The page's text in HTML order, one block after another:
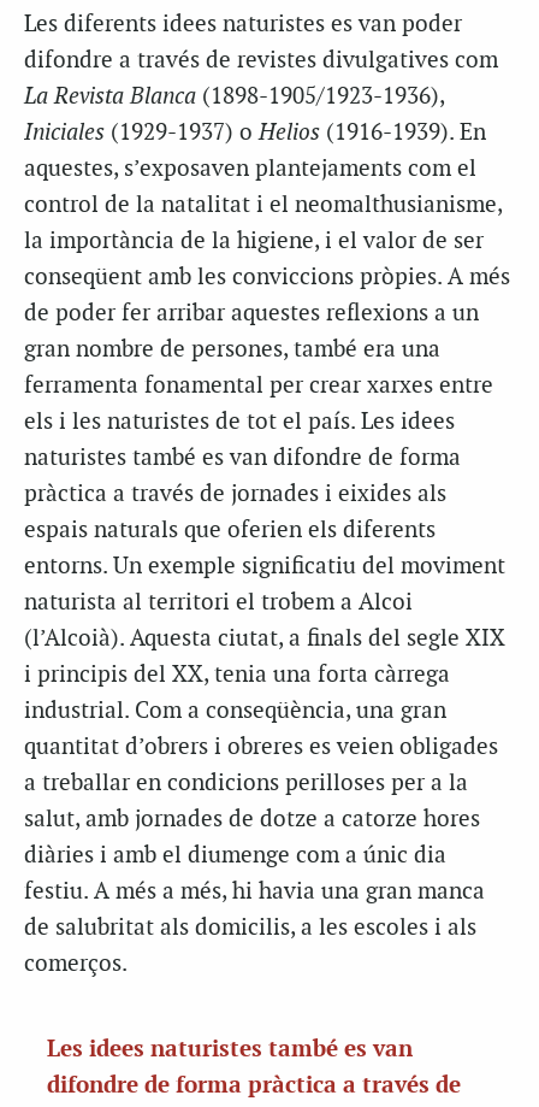
Les diferents idees naturistes es van poder
difondre a través de revistes divulgatives com
La Revista Blanca (1898-1905/1923-1936),
Iniciales (1929-1937) oHelios (1916-1939). En
aquestes, s’exposaven plantejaments com el
control de la natalitat i el neomalthusianisme,
la importància de la higiene, i el valor de ser
conseqüent amb les conviccions pròpies. A més
de poder fer arribar aquestes reflexions a un
gran nombre de persones, també era una
ferramenta fonamental per crear xarxes entre
els i les naturistes de tot el país. Les idees
naturistes també es van difondre de forma
pràctica a través de jornades i eixides als
espais naturals que oferien els diferents
entorns. Un exemple significatiu del moviment
naturista al territori el trobem a Alcoi
(l’Alcoià). Aquesta ciutat, a finals del segle XIX
i principis del XX, tenia una forta càrrega
industrial. Com a conseqüència, una gran
quantitat d’obrers i obreres es veien obligades
a treballar en condicions perilloses per a la
salut, amb jornades de dotze a catorze hores
diàries i amb el diumenge com a únic dia
festiu. A més a més, hi havia una gran manca
de salubritat als domicilis, a les escoles i als
comerços.
Les idees naturistes també es van
difondre de forma pràctica a través de